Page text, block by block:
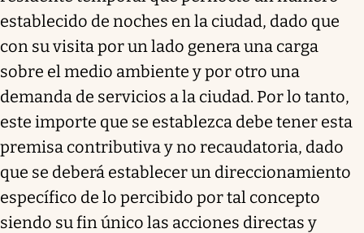
establecido de noches en la ciudad, dado que
con su visita por un lado genera una carga
sobre el medio ambiente y por otro una
demanda de servicios a la ciudad. Por lo tanto,
este importe que se establezca debe tener esta
premisa contributiva y no recaudatoria, dado
que se deberá establecer un direccionamiento
específico de lo percibido por tal concepto
siendo su fin único las acciones directas y